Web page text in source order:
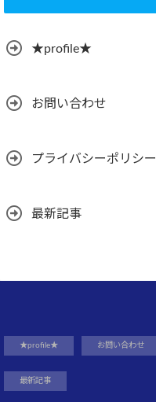
★profile★
お問い合わせ
プライバシーポリシー
最新記事
★profile★ お問い合わせ
最新記事